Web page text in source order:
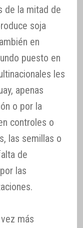
de la mitad de
soja
en
puesto en
les
apenas
o por la
controles o
las semillas o
de
las
más